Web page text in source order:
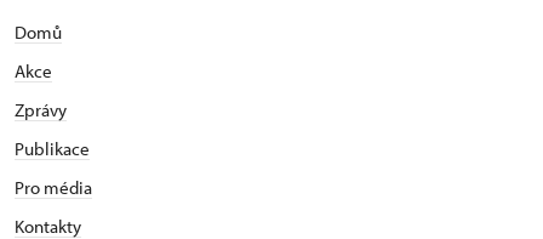
Domů
Akce
Zprávy
Publikace
Pro média
Kontakty